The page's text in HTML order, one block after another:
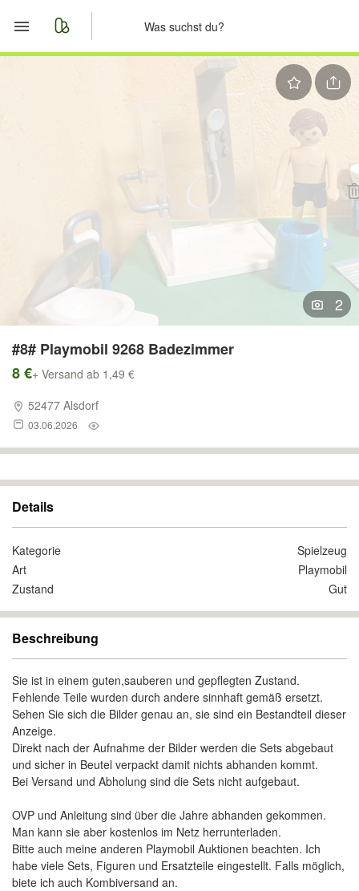
2
#8# Playmobil 9268 Badezimmer
8 €+ Versand ab 1,49 €
52477 Alsdorf
03.06.2026
Details
Kategorie
Spielzeug
Art
Playmobil
Zustand
Gut
Beschreibung
Sie ist in einem guten,sauberen und gepflegten Zustand.
Fehlende Teile wurden durch andere sinnhaft gemäß ersetzt.
Sehen Sie sich die Bilder genau an, sie sind ein Bestandteil dieser
Anzeige.
Direkt nach der Aufnahme der Bilder werden die Sets abgebaut
und sicher in Beutel verpackt damit nichts abhanden kommt.
Bei Versand und Abholung sind die Sets nicht aufgebaut.
OVP und Anleitung sind über die Jahre abhanden gekommen.
Man kann sie aber kostenlos im Netz herrunterladen.
Bitte auch meine anderen Playmobil Auktionen beachten. Ich
habe viele Sets, Figuren und Ersatzteile eingestellt. Falls möglich,
biete ich auch Kombiversand an.